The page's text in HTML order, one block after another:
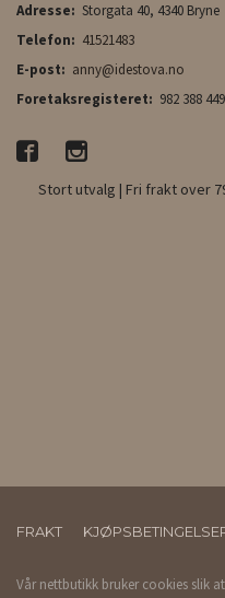
Adresse: Storgata 40, 4340 Bryne
Telefon: 41521483
E-post: anny@idestova.no
Foretaksregisteret: 982 388 449
Stort utvalg | Fri frakt over
FRAKT
Vår nettbutikk bruker cookies slik